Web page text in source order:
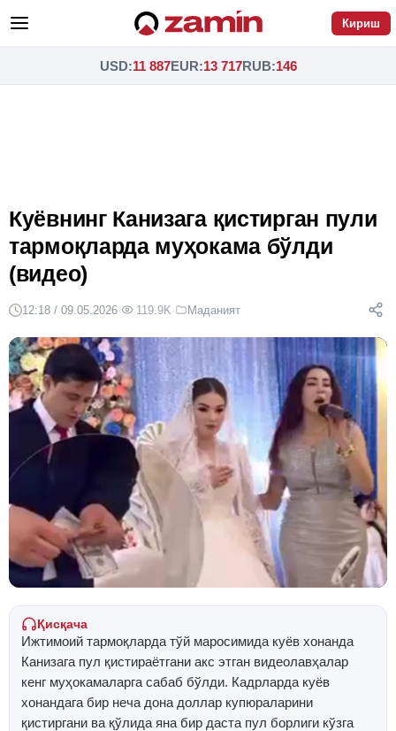
Кириш
USD:11 887EUR:13 717RUB:146
Куёвнинг Канизага қистирган пули
тармоқларда муҳокама бўлди
(видео)
12:18 / 09.05.2026· 119.9K· Маданият
Қисқача
Ижтимоий тармоқларда тўй маросимида куёв хонанда
Канизага пул қистираётгани акс этган видеолавҳалар
кенг муҳокамаларга сабаб бўлди. Кадрларда куёв
хонандага бир неча дона доллар купюраларини
қистиргани ва қўлида яна бир даста пул борлиги кўзга